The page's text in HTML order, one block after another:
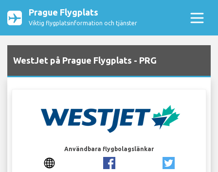
Prague Flygplats
Viktig flygplatsinformation och tjänster
WestJet på Prague Flygplats - PRG
Användbara flygbolagslänkar